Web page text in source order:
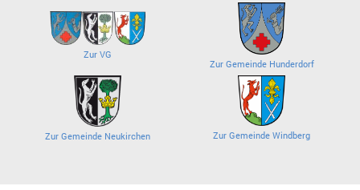
Zur VG
Zur Gemeinde Hunderdorf
Zur Gemeinde Neukirchen Zur Gemeinde Windberg